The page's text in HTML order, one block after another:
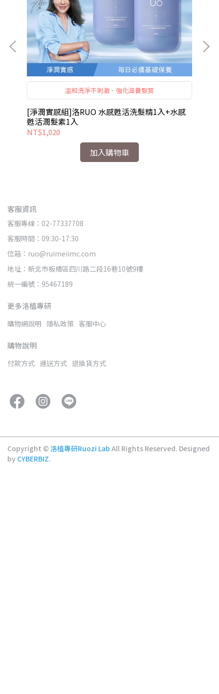
溫和洗淨不刺激．強化滋養髮質
[淨潤實感組]洛RUO 水感甦活洗髮精1入+水感
甦活潤髮素1入
NT$1,020
加入購物車
客服資訊
客服專線：02-77337708
客服時間：09:30-17:30
信箱：ruo@ruimeiimc.com
地址：新北市板橋區四川路二段16巷10號9樓
統一編號：95467189
更多洛植專研
購物網說明 隱私政策 客服中心
購物說明
付款方式 運送方式 退換貨方式
Copyright © 洛植專研Ruozi Lab All Rights Reserved. Designed
by CYBERBIZ.